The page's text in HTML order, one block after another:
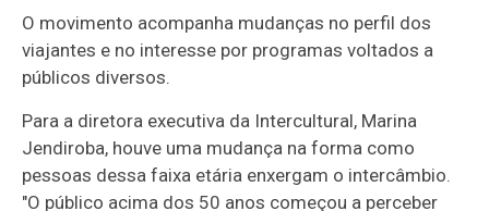
O movimento acompanha mudanças no perfil dos
viajantes e no interesse por programas voltados a
públicos diversos.
Para a diretora executiva da Intercultural, Marina
Jendiroba, houve uma mudança na forma como
pessoas dessa faixa etária enxergam o intercâmbio.
"O público acima dos 50 anos começou a perceber